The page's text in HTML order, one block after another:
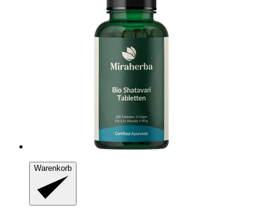
Warenkorb